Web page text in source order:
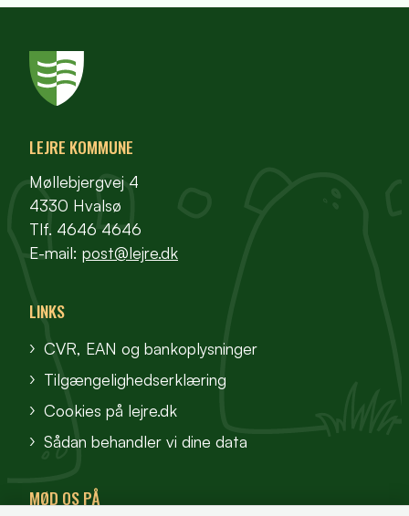
LEJRE KOMMUNE
Møllebjergvej 4
4330 Hvalsø
Tlf. 4646 4646
E-mail: post@lejre.dk
LINKS
CVR, EAN og bankoplysninger
Tilgængelighedserklæring
Cookies på lejre.dk
Sådan behandler vi dine data
MØD OS PÅ